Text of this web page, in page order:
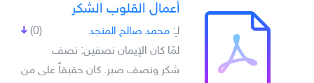
أعمال القلوب الشكر
(0) لـِ: محمد صالح المنجد
لمّا كان الإيمان نصفين: نصف
شكر ونصف صبر. كان حقيقاً على من